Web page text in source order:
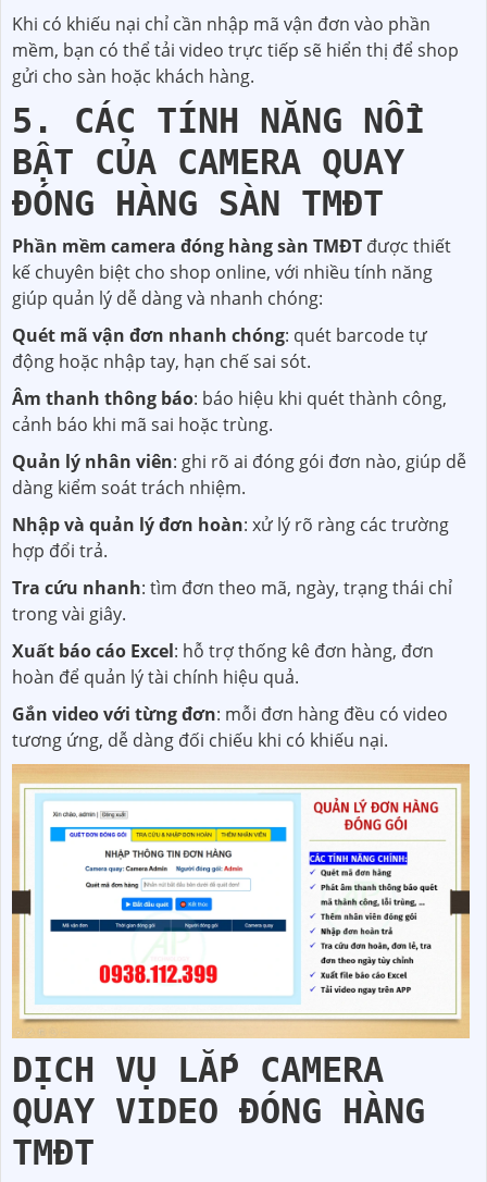
Khi có khiếu nại chỉ cần nhập mã vận đơn vào phần
mềm, bạn có thể tải video trực tiếp sẽ hiển thị để shop
gửi cho sàn hoặc khách hàng.
5. CÁC TÍNH NĂNG NỔI
BẬT CỦA CAMERA QUAY
ĐÓNG HÀNG SÀN TMĐT
Phần mềm camera đóng hàng sàn TMĐT được thiết
kế chuyên biệt cho shop online, với nhiều tính năng
giúp quản lý dễ dàng và nhanh chóng:
Quét mã vận đơn nhanh chóng: quét barcode tự
động hoặc nhập tay, hạn chế sai sót.
Âm thanh thông báo: báo hiệu khi quét thành công,
cảnh báo khi mã sai hoặc trùng.
Quản lý nhân viên: ghi rõ ai đóng gói đơn nào, giúp dễ
dàng kiểm soát trách nhiệm.
Nhập và quản lý đơn hoàn: xử lý rõ ràng các trường
hợp đổi trả.
Tra cứu nhanh: tìm đơn theo mã, ngày, trạng thái chỉ
trong vài giây.
Xuất báo cáo Excel: hỗ trợ thống kê đơn hàng, đơn
hoàn để quản lý tài chính hiệu quả.
Gắn video với từng đơn: mỗi đơn hàng đều có video
tương ứng, dễ dàng đối chiếu khi có khiếu nại.
DỊCH VỤ LẮP CAMERA
QUAY VIDEO ĐÓNG HÀNG
TMĐT